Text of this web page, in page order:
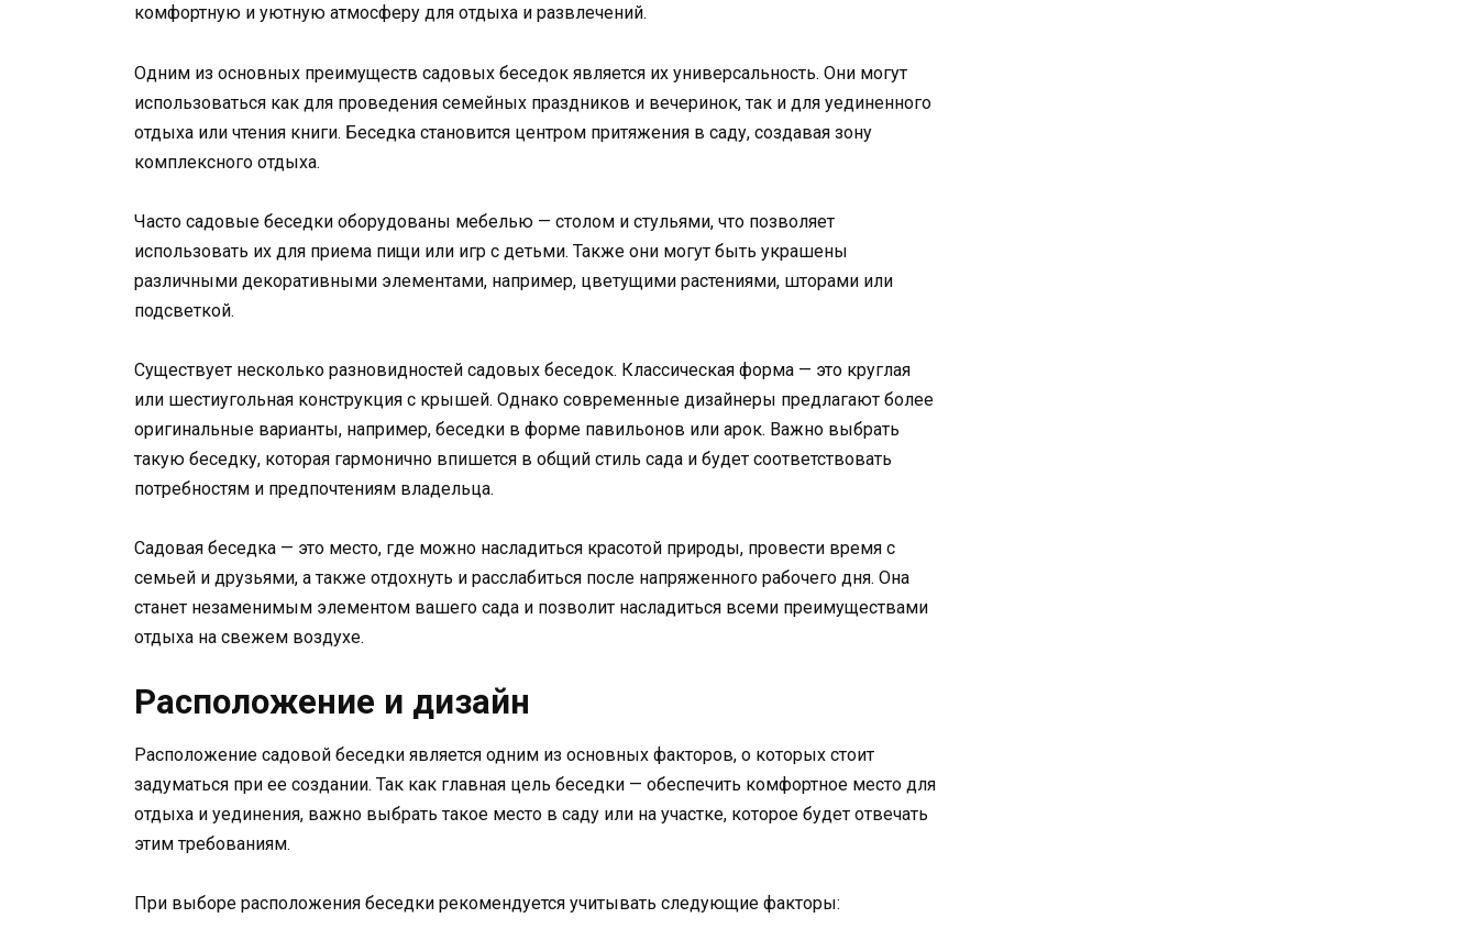
комфортную и уютную атмосферу для отдыха и развлечений.
Одним из основных преимуществ садовых беседок является их универсальность. Они могут
использоваться как для проведения семейных праздников и вечеринок, так и для уединенного
отдыха или чтения книги. Беседка становится центром притяжения в саду, создавая зону
комплексного отдыха.
Часто садовые беседки оборудованы мебелью — столом и стульями, что позволяет
использовать их для приема пищи или игр с детьми. Также они могут быть украшены
различными декоративными элементами, например, цветущими растениями, шторами или
подсветкой.
Существует несколько разновидностей садовых беседок. Классическая форма — это круглая
или шестиугольная конструкция с крышей. Однако современные дизайнеры предлагают более
оригинальные варианты, например, беседки в форме павильонов или арок. Важно выбрать
такую беседку, которая гармонично впишется в общий стиль сада и будет соответствовать
потребностям и предпочтениям владельца.
Садовая беседка — это место, где можно насладиться красотой природы, провести время с
семьей и друзьями, а также отдохнуть и расслабиться после напряженного рабочего дня. Она
станет незаменимым элементом вашего сада и позволит насладиться всеми преимуществами
отдыха на свежем воздухе.
Расположение и дизайн
Расположение садовой беседки является одним из основных факторов, о которых стоит
задуматься при ее создании. Так как главная цель беседки — обеспечить комфортное место для
отдыха и уединения, важно выбрать такое место в саду или на участке, которое будет отвечать
этим требованиям.
При выборе расположения беседки рекомендуется учитывать следующие факторы: